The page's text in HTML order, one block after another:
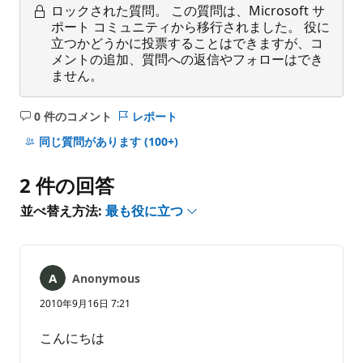
ロックされた質問。
この質問は、Microsoft サ
ポート コミュニティから移行されました。 役に
立つかどうかに投票することはできますが、コ
メントの追加、質問への返信やフォローはでき
ません。
0 件のコメント
コ
メ
は
あ
ま
ん
レポート
同じ質問があります (100+)
2 件の回答
並べ替え方法: 最も役に立つ
Anonymous
2010年9月16日 7:21
こんにちは